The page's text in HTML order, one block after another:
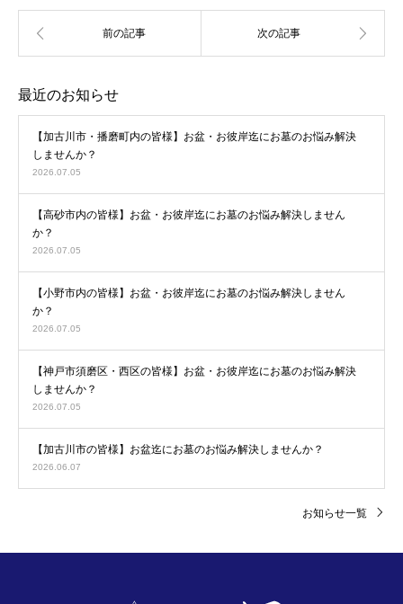
最近のお知らせ
【加古川市・播磨町内の皆様】お盆・お彼岸迄にお墓のお悩み解決
しませんか？
2026.07.05
【高砂市内の皆様】お盆・お彼岸迄にお墓のお悩み解決しません
か？
2026.07.05
【小野市内の皆様】お盆・お彼岸迄にお墓のお悩み解決しません
か？
2026.07.05
【神戸市須磨区・西区の皆様】お盆・お彼岸迄にお墓のお悩み解決
しませんか？
2026.07.05
【加古川市の皆様】お盆迄にお墓のお悩み解決しませんか？
2026.06.07
お知らせ一覧